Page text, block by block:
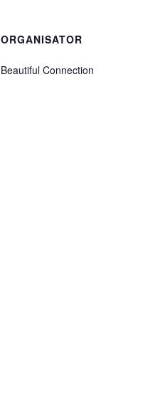
ORGANISATOR
Beautiful Connection